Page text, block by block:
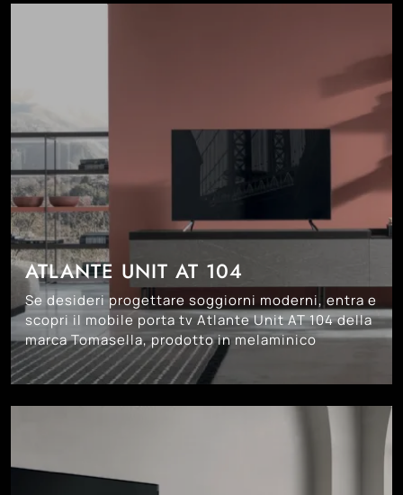
ATLANTE UNIT AT 104
Se desideri progettare soggiorni moderni, entra e
scopri il mobile porta tv Atlante Unit AT 104 della
marca Tomasella, prodotto in melaminico